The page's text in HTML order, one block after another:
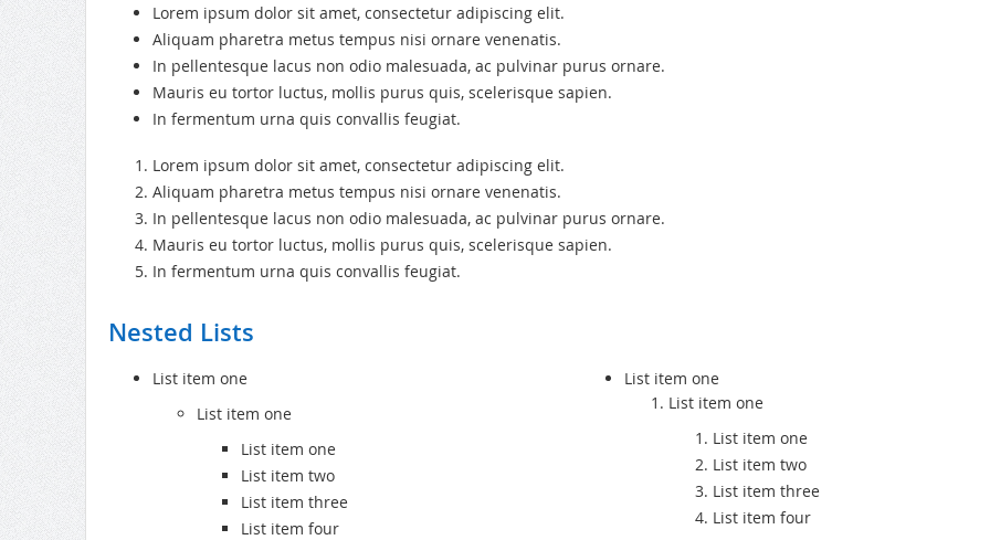
Lorem ipsum dolor sit amet, consectetur adipiscing elit.
Aliquam pharetra metus tempus nisi ornare venenatis.
In pellentesque lacus non odio malesuada, ac pulvinar purus ornare.
Mauris eu tortor luctus, mollis purus quis, scelerisque sapien.
In fermentum urna quis convallis feugiat.
Lorem ipsum dolor sit amet, consectetur adipiscing elit.
Aliquam pharetra metus tempus nisi ornare venenatis.
In pellentesque lacus non odio malesuada, ac pulvinar purus ornare.
Mauris eu tortor luctus, mollis purus quis, scelerisque sapien.
In fermentum urna quis convallis feugiat.
Nested Lists
List item one
List item one
List item one
List item two
List item three
List item four
List item one
List item one
List item one
List item two
List item three
List item four